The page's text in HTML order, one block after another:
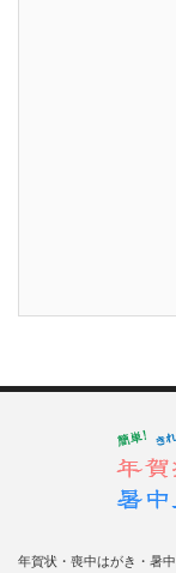
年賀状・喪中はがき・暑